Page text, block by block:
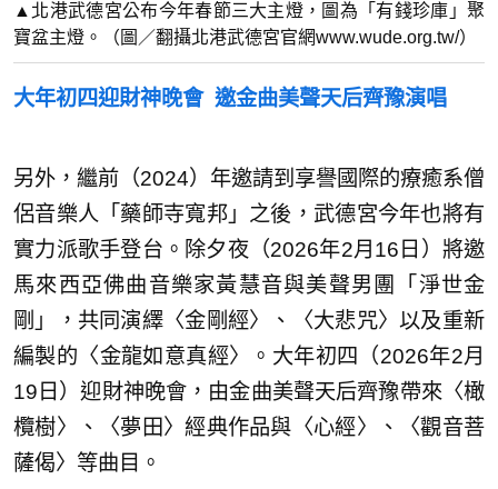
▲北港武德宮公布今年春節三大主燈，圖為「有錢珍庫」聚
寶盆主燈。（圖／翻攝北港武德宮官網www.wude.org.tw/）
大年初四迎財神晚會 邀金曲美聲天后齊豫演唱
另外，繼前（2024）年邀請到享譽國際的療癒系僧
侶音樂人「藥師寺寬邦」之後，武德宮今年也將有
實力派歌手登台。除夕夜（2026年2月16日）將邀
馬來西亞佛曲音樂家黃慧音與美聲男團「淨世金
剛」，共同演繹〈金剛經〉、〈大悲咒〉以及重新
編製的〈金龍如意真經〉。大年初四（2026年2月
19日）迎財神晚會，由金曲美聲天后齊豫帶來〈橄
欖樹〉、〈夢田〉經典作品與〈心經〉、〈觀音菩
薩偈〉等曲目。